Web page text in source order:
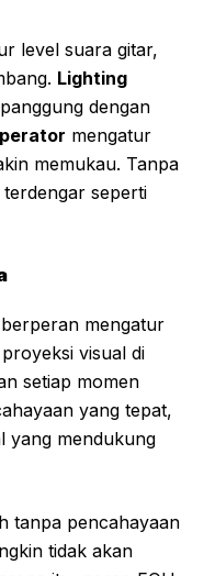
level suara gitar,
Lighting
dengan
mengatur
memukau. Tanpa
seperti
mengatur
visual di
setiap momen
yang tepat,
yang mendukung
tanpa pencahayaan
tidak akan